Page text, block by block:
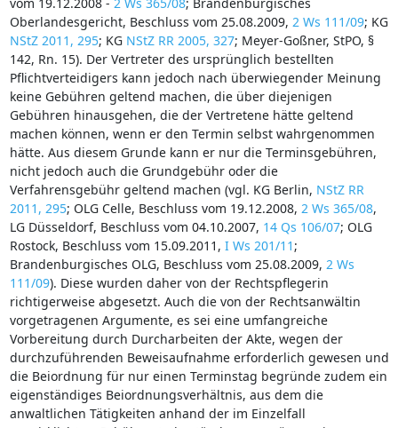
Oberlandesgericht, Beschluss vom 25.08.2009, 2 Ws 111/09; KG
NStZ 2011, 295; KG NStZ RR 2005, 327; Meyer-Goßner, StPO, §
142, Rn. 15). Der Vertreter des ursprünglich bestellten
Pflichtverteidigers kann jedoch nach überwiegender Meinung
keine Gebühren geltend machen, die über diejenigen
Gebühren hinausgehen, die der Vertretene hätte geltend
machen können, wenn er den Termin selbst wahrgenommen
hätte. Aus diesem Grunde kann er nur die Terminsgebühren,
nicht jedoch auch die Grundgebühr oder die
Verfahrensgebühr geltend machen (vgl. KG Berlin, NStZ RR
2011, 295; OLG Celle, Beschluss vom 19.12.2008, 2 Ws 365/08,
LG Düsseldorf, Beschluss vom 04.10.2007, 14 Qs 106/07; OLG
Rostock, Beschluss vom 15.09.2011, I Ws 201/11 ;
Brandenburgisches OLG, Beschluss vom 25.08.2009, 2 Ws
111/09). Diese wurden daher von der Rechtspflegerin
richtigerweise abgesetzt. Auch die von der Rechtsanwältin
vorgetragenen Argumente, es sei eine umfangreiche
Vorbereitung durch Durcharbeiten der Akte, wegen der
durchzuführenden Beweisaufnahme erforderlich gewesen und
die Beiordnung für nur einen Terminstag begründe zudem ein
eigenständiges Beiordnungsverhältnis, aus dem die
anwaltlichen Tätigkeiten anhand der im Einzelfall